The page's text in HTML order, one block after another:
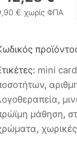
€ χωρίς ΦΠΑ
mini
,
,
μάθηση,
,